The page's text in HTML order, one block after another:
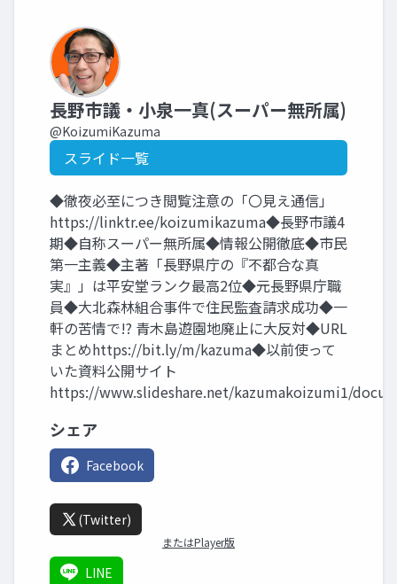
長野市議・小泉一真(スーパー無所属)
@KoizumiKazuma
スライド一覧
◆徹夜必至につき閲覧注意の「〇見え通信」
https://linktr.ee/koizumikazuma◆長野市議4
期◆自称スーパー無所属◆情報公開徹底◆市民
第一主義◆主著「長野県庁の『不都合な真
実』」は平安堂ランク最高2位◆元長野県庁職
員◆大北森林組合事件で住民監査請求成功◆一
軒の苦情で!? 青木島遊園地廃止に大反対◆URL
まとめhttps://bit.ly/m/kazuma◆以前使って
いた資料公開サイト
https://www.slideshare.net/kazumakoizumi1/
シェア
Facebook
(Twitter)
またはPlayer版
LINE